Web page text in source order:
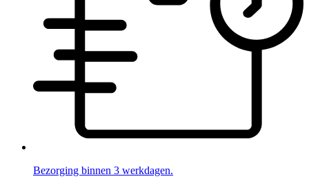
Bezorging binnen 3 werkdagen.